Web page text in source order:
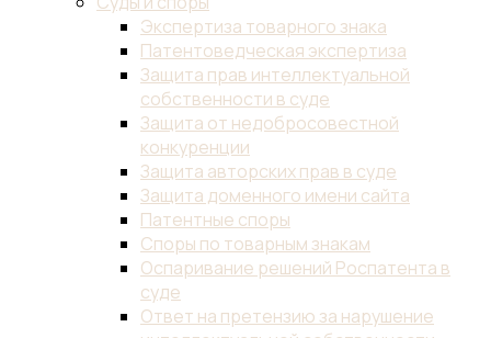
Экспертиза товарного знака
Патентоведческая экспертиза
Защита прав интеллектуальной
собственности в суде
Защита от недобросовестной
конкуренции
Защита авторских прав в суде
Защита доменного имени сайта
Патентные споры
Споры по товарным знакам
Оспаривание решений Роспатента в
суде
Ответ на претензию за нарушение